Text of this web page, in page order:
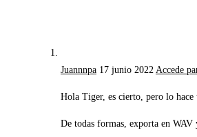
Juannnpa 17 junio 2022 Accede
Hola Tiger, es cierto, pero lo hace
De todas formas, exporta en